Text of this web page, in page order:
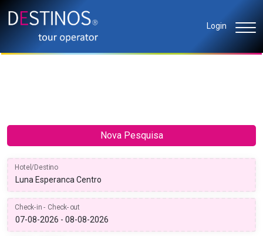
Login
Nova Pesquisa
Hotel/Destino
Check-in - Check-out